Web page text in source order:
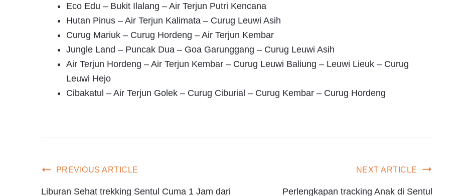
Eco Edu – Bukit Ilalang – Air Terjun Putri Kencana
Hutan Pinus – Air Terjun Kalimata – Curug Leuwi Asih
Curug Mariuk – Curug Hordeng – Air Terjun Kembar
Jungle Land – Puncak Dua – Goa Garunggang – Curug Leuwi Asih
Air Terjun Hordeng – Air Terjun Kembar – Curug Leuwi Baliung – Leuwi Lieuk – Curug
Leuwi Hejo
Cibakatul – Air Terjun Golek – Curug Ciburial – Curug Kembar – Curug Hordeng
PREVIOUS ARTICLE
Liburan Sehat trekking Sentul Cuma 1 Jam dari
NEXT ARTICLE
Perlengkapan tracking Anak di Sentul